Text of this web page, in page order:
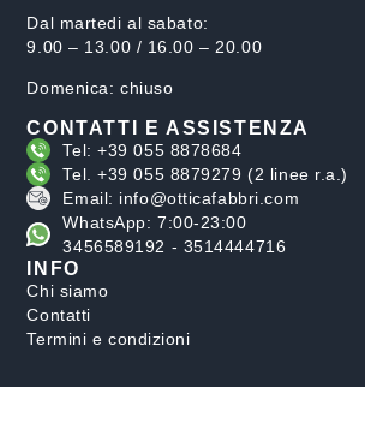
Dal martedi al sabato:
9.00 – 13.00 / 16.00 – 20.00
Domenica: chiuso
CONTATTI E ASSISTENZA
Tel: +39 055 8878684
Tel. +39 055 8879279 (2 linee r.a.)
Email: info@otticafabbri.com
WhatsApp: 7:00-23:00
3456589192 - 3514444716
INFO
Chi siamo
Contatti
Termini e condizioni